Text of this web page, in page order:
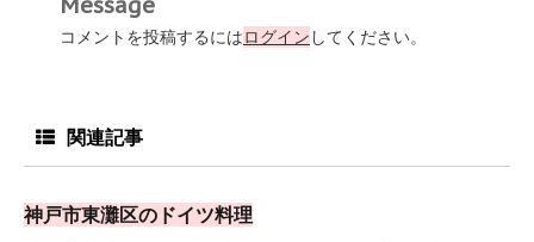
コメントを投稿するにはログイン してください。
関連記事
神戸市東灘区のドイツ料理